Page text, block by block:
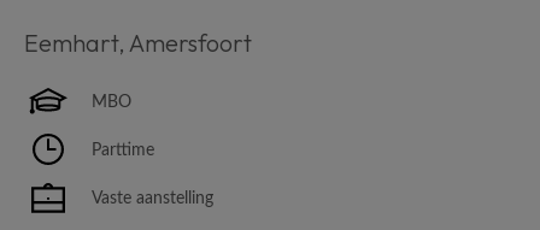
Eemhart, Amersfoort
MBO
Parttime
Vaste aanstelling